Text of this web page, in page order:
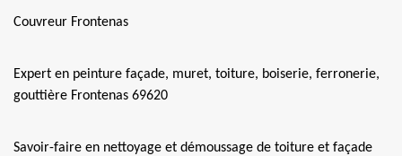
Couvreur Frontenas
Expert en peinture façade, muret, toiture, boiserie, ferronerie,
gouttière Frontenas 69620
Savoir-faire en nettoyage et démoussage de toiture et façade